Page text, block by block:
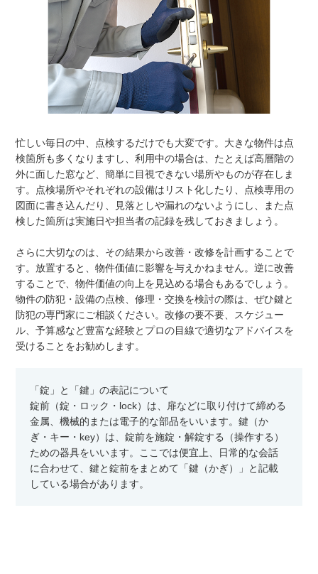
忙しい毎日の中、点検するだけでも大変です。大きな物件は点
検箇所も多くなりますし、利用中の場合は、たとえば高層階の
外に面した窓など、簡単に目視できない場所やものが存在しま
す。点検場所やそれぞれの設備はリスト化したり、点検専用の
図面に書き込んだり、見落としや漏れのないようにし、また点
検した箇所は実施日や担当者の記録を残しておきましょう。
さらに大切なのは、その結果から改善・改修を計画することで
す。放置すると、物件価値に影響を与えかねません。逆に改善
することで、物件価値の向上を見込める場合もあるでしょう。
物件の防犯・設備の点検、修理・交換を検討の際は、ぜひ鍵と
防犯の専門家にご相談ください。改修の要不要、スケジュー
ル、予算感など豊富な経験とプロの目線で適切なアドバイスを
受けることをお勧めします。
「錠」と「鍵」の表記について
錠前（錠・ロック・lock）は、扉などに取り付けて締める
金属、機械的または電子的な部品をいいます。鍵（か
ぎ・キー・key）は、錠前を施錠・解錠する（操作する）
ための器具をいいます。ここでは便宜上、日常的な会話
に合わせて、鍵と錠前をまとめて「鍵（かぎ）」と記載
している場合があります。